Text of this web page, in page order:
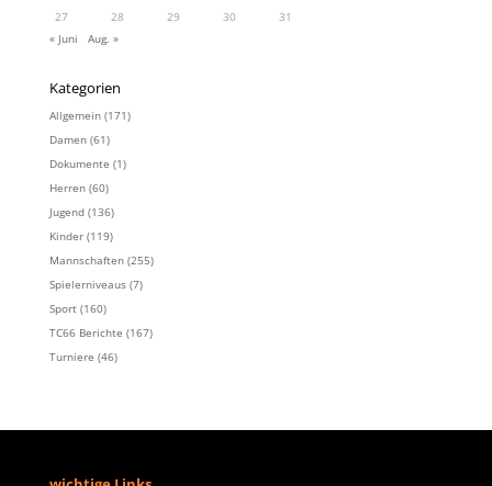
27
28 29 30
31
« Juni
Aug. »
Kategorien
Allgemein(171)
Damen(61)
Dokumente (1)
Herren(60)
Jugend(136)
Kinder(119)
Mannschaften(255)
Spielerniveaus(7)
Sport(160)
TC66 Berichte (167)
Turniere (46)